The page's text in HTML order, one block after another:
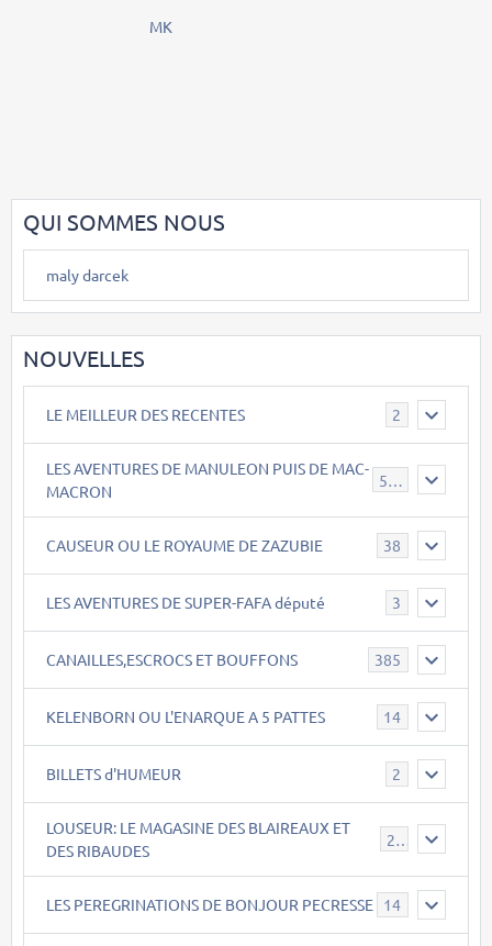
MK
QUI SOMMES NOUS
maly darcek
NOUVELLES
LE MEILLEUR DES RECENTES 2
LES AVENTURES DE MANULEON PUIS DE MAC-
MACRON
543
CAUSEUR OU LE ROYAUME DE ZAZUBIE 38
LES AVENTURES DE SUPER-FAFA député 3
CANAILLES,ESCROCS ET BOUFFONS 385
KELENBORN OU L'ENARQUE A 5 PATTES 14
BILLETS d'HUMEUR 2
LOUSEUR: LE MAGASINE DES BLAIREAUX ET
DES RIBAUDES
21
LES PEREGRINATIONS DE BONJOUR PECRESSE 14